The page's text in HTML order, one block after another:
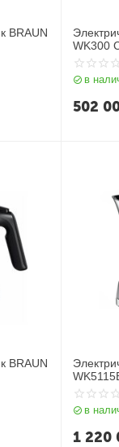
BRAUN
WK300
в
502
BRAUN
в
1 220